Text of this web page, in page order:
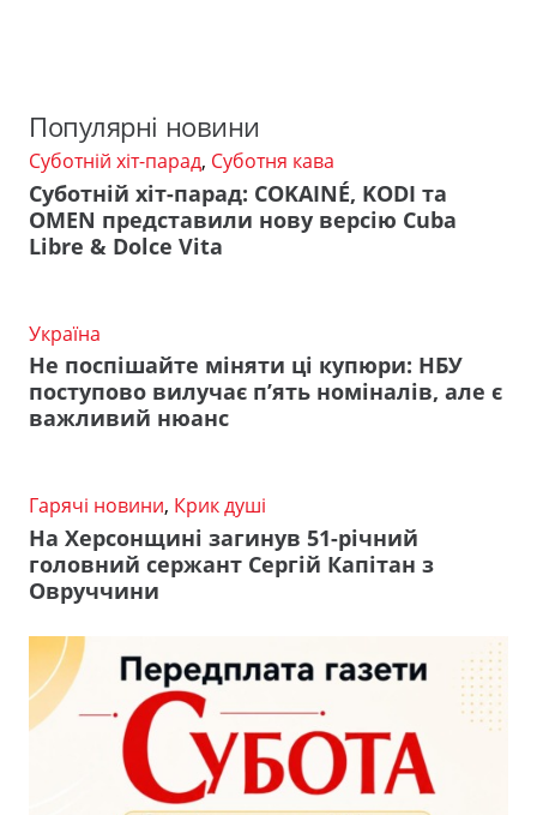
Популярні новини
Суботній хіт-парад, Суботня кава
Суботній хіт-парад: COKAINÉ, KODI та
OMEN представили нову версію Cuba
Libre & Dolce Vita
Україна
Не поспішайте міняти ці купюри: НБУ
поступово вилучає п’ять номіналів, але є
важливий нюанс
Гарячі новини, Крик душі
На Херсонщині загинув 51-річний
головний сержант Сергій Капітан з
Овруччини